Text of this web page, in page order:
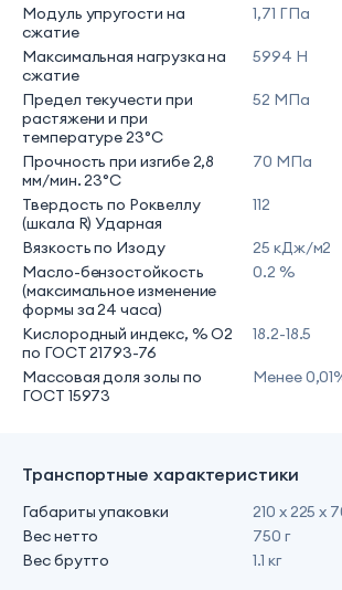
Модуль упругости на
сжатие
1,71 ГПа
Максимальная нагрузка на
сжатие
5994 Н
Предел текучести при
растяжени и при
температуре 23°С
52 МПа
Прочность при изгибе 2,8
мм/мин. 23°C
70 МПа
Твердость по Роквеллу
(шкала R) Ударная
112
Вязкость по Изоду
25 кДж/м2
Масло-бензостойкость
(максимальное изменение
формы за 24 часа)
0.2 %
Кислородный индекс, % O2
по ГОСТ 21793-76
18.2-18.5
Массовая доля золы по
ГОСТ 15973
Менее
Транспортные характеристики
Габариты упаковки
210 х 225 х
Вес нетто
750 г
Вес брутто
1.1 кг